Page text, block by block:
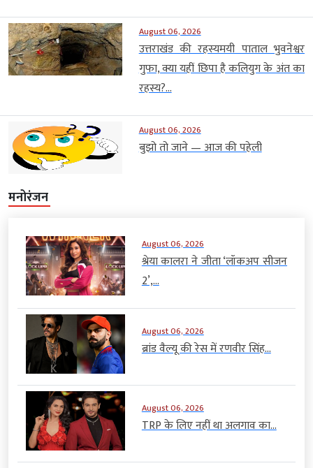
August 06, 2026
उत्तराखंड की रहस्यमयी पाताल भुवनेश्वर
गुफा, क्या यहीं छिपा है कलियुग के अंत का
रहस्य?...
August 06, 2026
बुझो तो जाने — आज की पहेली
मनोरंजन
August 06, 2026
श्रेया कालरा ने जीता ‘लॉकअप सीजन
2’,...
August 06, 2026
ब्रांड वैल्यू की रेस में रणवीर सिंह...
August 06, 2026
TRP के लिए नहीं था अलगाव का...